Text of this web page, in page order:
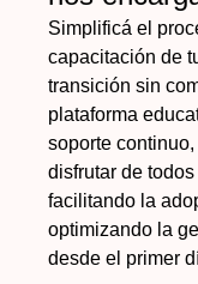
Simplificá el
capacitación de
transición sin
plataforma
soporte
disfrutar de
facilitando la
optimizando la
desde el primer